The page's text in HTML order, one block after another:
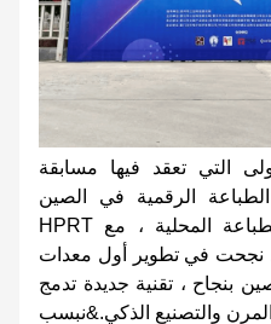
التي تعقد فيها مسابقة
الرقمية في الصين ،
HPRT كشركة رائدة في صناعة الطباعة المحلية ، مع
، نجحت في تطوير أول معدات
بنجاح ، تقنية جديدة تدمج